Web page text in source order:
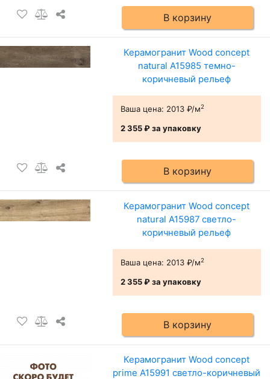
В корзину
Керамогранит Wood concept
natural А15985 темно-
коричневый рельеф
Ваша цена: 2013 ₽/м2
2 355 ₽за упаковку
В корзину
Керамогранит Wood concept
natural А15987 светло-
коричневый рельеф
Ваша цена: 2013 ₽/м2
2 355 ₽за упаковку
В корзину
Керамогранит Wood concept
prime А15991 светло-коричневый